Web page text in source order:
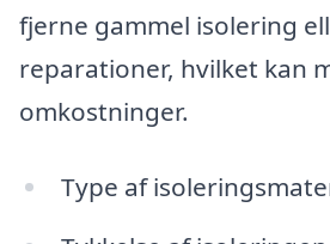
fjerne gammel isolering
reparationer, hvilket kan
omkostninger.
Type af